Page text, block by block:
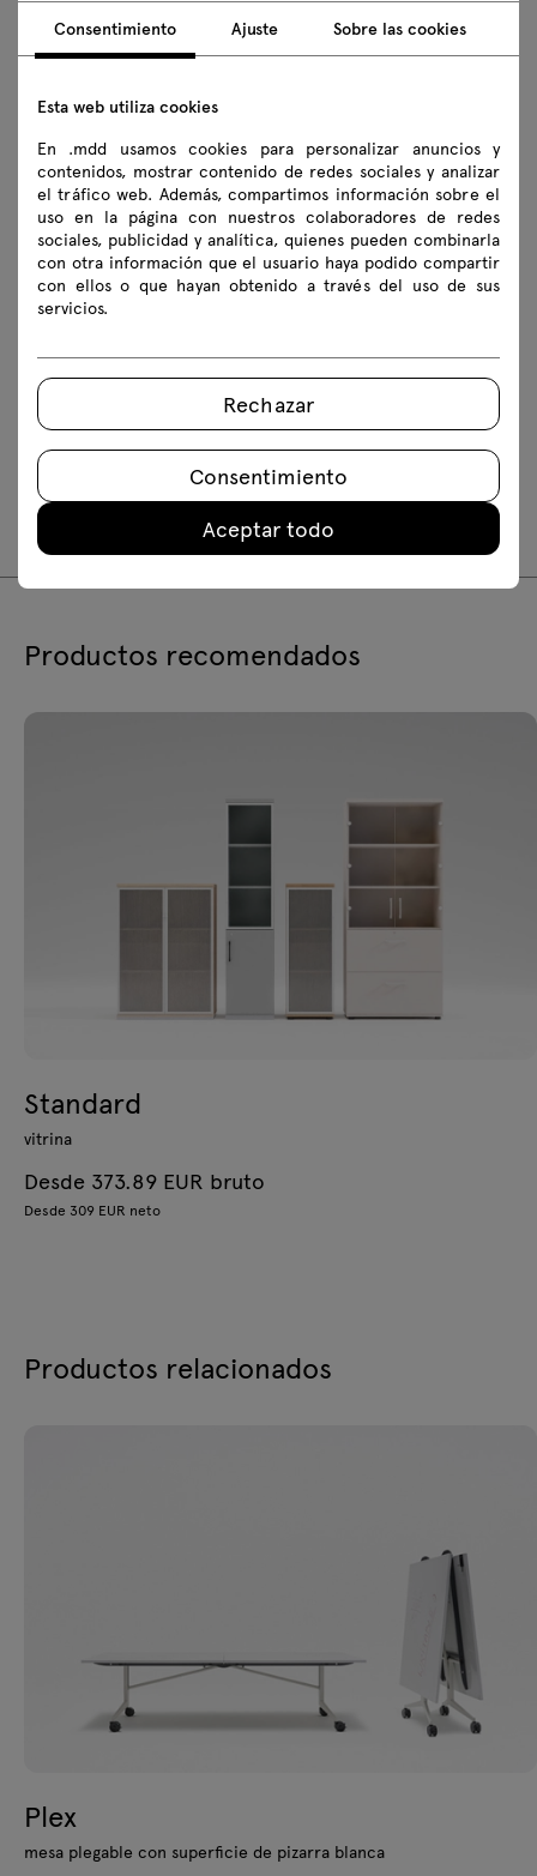
Descargas
Descargar
Fotos Lookbook
Catálogos
Normas de seguridad
Descarga los modelos 3D de todos los símbolos de la colección
2D dwg 3D dwg 3D 3ds
fbx
Instrucciones de montaje
A5404HZWK
Productos recomendados
Standard
vitrina
Desde 373.89 EUR bruto
Desde 309 EUR neto
Productos relacionados
Plex
mesa plegable con superficie de pizarra blanca
Consentimiento Ajuste Sobre las cookies
Esta web utiliza cookies
En .mdd usamos cookies para personalizar anuncios y
contenidos, mostrar contenido de redes sociales y analizar
el tráfico web. Además, compartimos información sobre el
uso en la página con nuestros colaboradores de redes
sociales, publicidad y analítica, quienes pueden combinarla
con otra información que el usuario haya podido compartir
con ellos o que hayan obtenido a través del uso de sus
servicios.
Rechazar
Consentimiento
Aceptar todo